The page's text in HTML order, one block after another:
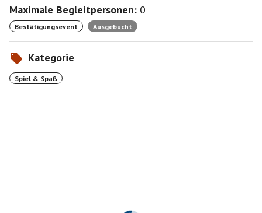
Maximale Begleitpersonen: 0
Bestätigungsevent Ausgebucht
Kategorie
Spiel & Spaß